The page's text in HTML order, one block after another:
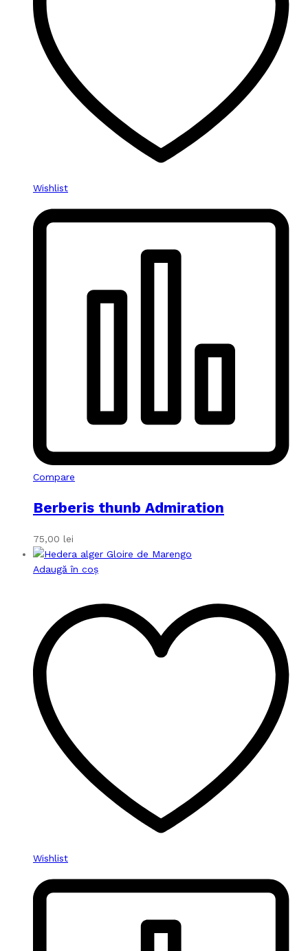
Wishlist
Compare
Berberis thunb Admiration
75,00 lei
Adaugă în coș
Wishlist